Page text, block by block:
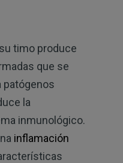
timo produce
que se
patógenos
la
inmunológico.
inflamación